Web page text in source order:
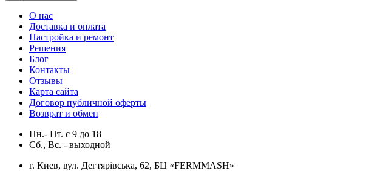
О нас
Доставка и оплата
Настройка и ремонт
Решения
Блог
Контакты
Отзывы
Карта сайта
Договор публичной оферты
Возврат и обмен
Пн.- Пт. с 9 до 18
Сб., Вс. - выходной
г. Киев, вул. Дегтярівська, 62, БЦ «FERMMASH»